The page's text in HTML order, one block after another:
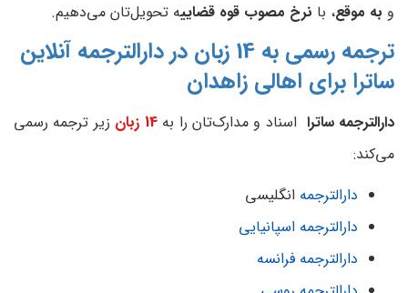
و به موقع، با نرخ مصوب قوه قضاییه تحویل‌تان می‌دهیم.
ترجمه رسمی به 14 زبان در دارالترجمه آنلاین
ساترا برای اهالی زاهدان
دارالترجمه ساترا اسناد و مدارک‌تان را به 14 زبان
زیر ترجمه رسمی
می‌کند:
دارالترجمه انگلیسی
دارالترجمه اسپانیایی
دارالترجمه فرانسه